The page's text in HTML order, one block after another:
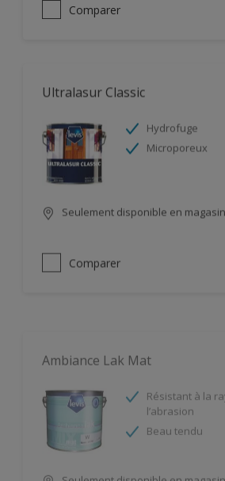
Comparer
Ultralasur Classic
Hydrofuge
Microporeux
Seulement disponible en magasin
Comparer
Beau tendu
Seulement disponible en magasin